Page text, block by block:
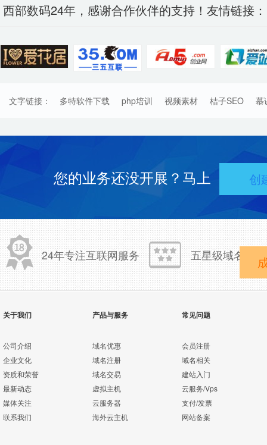
西部数码24年，感谢合作伙伴的支持！友情链接：
文字链接： 多特软件下载 php培训 视频素材 桔子SEO 慕
您的业务还没开展？马上 创
24年专注互联网服务 五星级域名注
关于我们
公司介绍
企业文化
资质和荣誉
最新动态
媒体关注
联系我们
产品与服务
域名优惠
域名注册
域名交易
虚拟主机
云服务器
海外云主机
常见问题
会员注册
域名相关
建站入门
云服务/Vps
支付/发票
网站备案